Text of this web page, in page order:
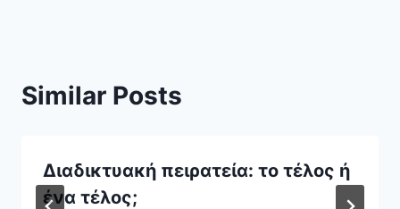
Similar Posts
Διαδικτυακή πειρατεία: το τέλος ή
ένα τέλος;